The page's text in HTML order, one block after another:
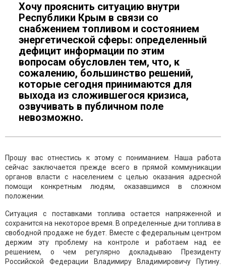
Хочу прояснить ситуацию внутри
Республики Крым в связи со
снабжением топливом и состоянием
энергетической сферы: определенный
дефицит информации по этим
вопросам обусловлен тем, что, к
сожалению, большинство решений,
которые сегодня принимаются для
выхода из сложившегося кризиса,
озвучивать в публичном поле
невозможно.
Прошу вас отнестись к этому с пониманием. Наша работа
сейчас заключается прежде всего в прямой коммуникации
органов власти с населением с целью оказания адресной
помощи конкретным людям, оказавшимся в сложном
положении.
Ситуация с поставками топлива остается напряженной и
сохранится на некоторое время. В определенные дни топлива в
свободной продаже не будет. Вместе с федеральным центром
держим эту проблему на контроле и работаем над ее
решением, о чем регулярно докладываю Президенту
Российской Федерации Владимиру Владимировичу Путину.